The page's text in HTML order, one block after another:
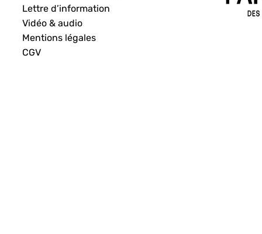
Lettre d’information
Vidéo & audio
Mentions légales
CGV